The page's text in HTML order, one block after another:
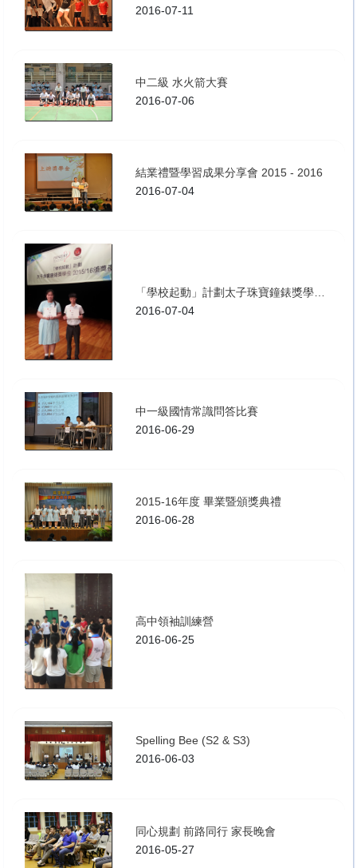
2016-07-11
中二級 水火箭大賽
2016-07-06
結業禮暨學習成果分享會 2015 - 2016
2016-07-04
「學校起動」計劃太子珠寶鐘錶獎學金 2015-16 頒獎禮
2016-07-04
中一級國情常識問答比賽
2016-06-29
2015-16年度 畢業暨頒獎典禮
2016-06-28
高中領袖訓練營
2016-06-25
Spelling Bee (S2 & S3)
2016-06-03
同心規劃 前路同行 家長晚會
2016-05-27